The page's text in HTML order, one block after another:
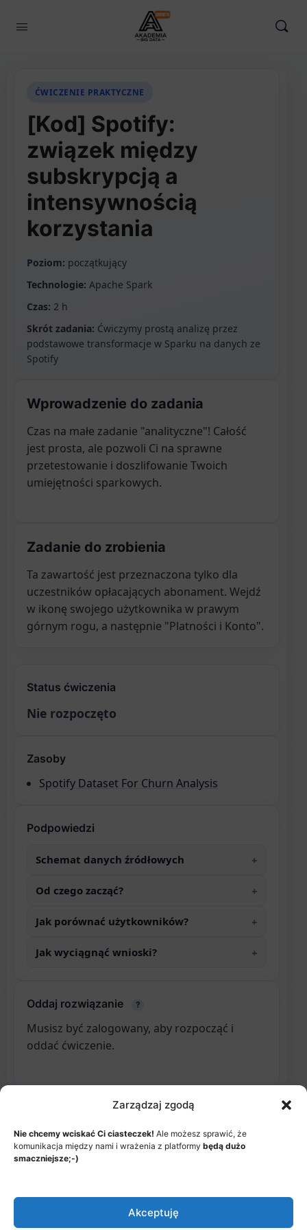
Zarządzaj zgodą
Nie chcemy wciskać Ci ciasteczek! Ale możesz sprawić, że
komunikacja między nami i wrażenia z platformy będą dużo
smaczniejsze;-)
Akceptuję
ĆWICZENIE PRAKTYCZNE
[Kod] Spotify:
związek między
subskrypcją a
intensywnością
korzystania
Poziom: początkujący
Technologie: Apache Spark
Czas: 2 h
Skrót zadania: Ćwiczymy prostą analizę przez
podstawowe transformacje w Sparku na danych ze
Spotify
Wprowadzenie do zadania
Czas na małe zadanie "analityczne"! Całość
jest prosta, ale pozwoli Ci na sprawne
przetestowanie i doszlifowanie Twoich
umiejętności sparkowych.
Zadanie do zrobienia
Ta zawartość jest przeznaczona tylko dla
uczestników opłacających abonament. Wejdź
w ikonę swojego użytkownika w prawym
górnym rogu, a następnie "Platności i Konto".
Status ćwiczenia
Nie rozpoczęto
Zasoby
Spotify Dataset For Churn Analysis
Podpowiedzi
Schemat danych źródłowych
Od czego zacząć?
Jak porównać użytkowników?
Jak wyciągnąć wnioski?
Oddaj rozwiązanie ?
Musisz być zalogowany, aby rozpocząć i
oddać ćwiczenie.
MENU
Factory sp. z o.o.
Jak to działa?
Polityka prywatności